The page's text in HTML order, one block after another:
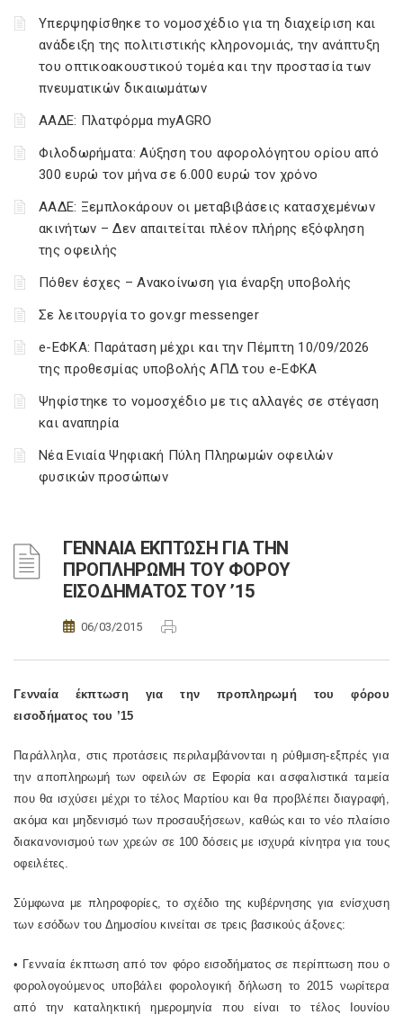
Υπερψηφίσθηκε το νομοσχέδιο για τη διαχείριση και
ανάδειξη της πολιτιστικής κληρονομιάς, την ανάπτυξη
του οπτικοακουστικού τομέα και την προστασία των
πνευματικών δικαιωμάτων
ΑΑΔΕ: Πλατφόρμα myAGRO
Φιλοδωρήματα: Αύξηση του αφορολόγητου ορίου από
300 ευρώ τον μήνα σε 6.000 ευρώ τον χρόνο
ΑΑΔΕ: Ξεμπλοκάρουν οι μεταβιβάσεις κατασχεμένων
ακινήτων – Δεν απαιτείται πλέον πλήρης εξόφληση
της οφειλής
Πόθεν έσχες – Ανακοίνωση για έναρξη υποβολής
Σε λειτουργία το gov.gr messenger
e-ΕΦΚΑ: Παράταση μέχρι και την Πέμπτη 10/09/2026
της προθεσμίας υποβολής ΑΠΔ του e-ΕΦΚΑ
Ψηφίστηκε το νομοσχέδιο με τις αλλαγές σε στέγαση
και αναπηρία
Νέα Ενιαία Ψηφιακή Πύλη Πληρωμών οφειλών
φυσικών προσώπων
ΓΕΝΝΑΙΑ ΕΚΠΤΩΣΗ ΓΙΑ ΤΗΝ
ΠΡΟΠΛΗΡΩΜΗ ΤΟΥ ΦΟΡΟΥ
ΕΙΣΟΔΗΜΑΤΟΣ ΤΟΥ ’15
06/03/2015
Γενναία έκπτωση για την προπληρωμή του φόρου
εισοδήματος του ’15
Παράλληλα, στις προτάσεις περιλαμβάνονται η ρύθμιση-εξπρές για
την αποπληρωμή των οφειλών σε Εφορία και ασφαλιστικά ταμεία
που θα ισχύσει μέχρι το τέλος Μαρτίου και θα προβλέπει διαγραφή,
ακόμα και μηδενισμό των προσαυξήσεων, καθώς και το νέο πλαίσιο
διακανονισμού των χρεών σε 100 δόσεις με ισχυρά κίνητρα για τους
οφειλέτες.
Σύμφωνα με πληροφορίες, το σχέδιο της κυβέρνησης για ενίσχυση
των εσόδων του Δημοσίου κινείται σε τρεις βασικούς άξονες:
• Γενναία έκπτωση από τον φόρο εισοδήματος σε περίπτωση που ο
φορολογούμενος υποβάλει φορολογική δήλωση το 2015 νωρίτερα
από την καταληκτική ημερομηνία που είναι το τέλος Ιουνίου